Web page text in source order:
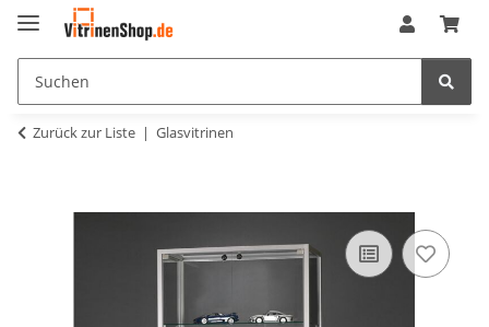
Zurück zur Liste Glasvitrinen